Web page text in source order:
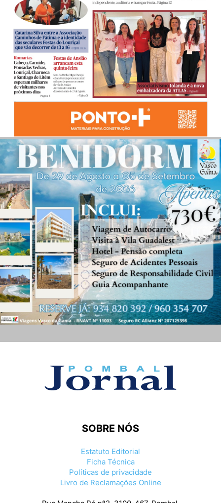
SOBRE NÓS
Estatuto Editorial
Ficha Técnica
Políticas de privacidade
Livro de Reclamações Online